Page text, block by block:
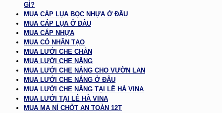
GÌ?
MUA CÁP LỤA BỌC NHỰA Ở ĐÂU
MUA CÁP LỤA Ở ĐÂU
MUA CÁP NHỰA
MUA CỎ NHÂN TẠO
MUA LƯỚI CHE CHẮN
MUA LƯỚI CHE NẮNG
MUA LƯỚI CHE NẮNG CHO VƯỜN LAN
MUA LƯỚI CHE NẮNG Ở ĐÂU
MUA LƯỚI CHE NẮNG TẠI LÊ HÀ VINA
MUA LƯỚI TẠI LÊ HÀ VINA
MUA MA NÍ CHỐT AN TOÀN 12T